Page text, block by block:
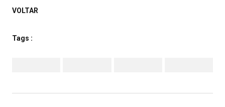
VOLTAR
Tags :